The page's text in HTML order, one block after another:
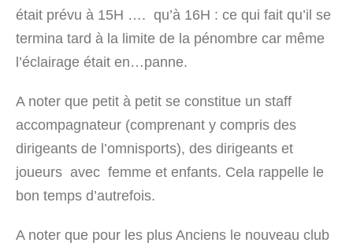
était prévu à 15H …. qu’à 16H : ce qui fait qu’il se
termina tard à la limite de la pénombre car même
l’éclairage était en…panne.
A noter que petit à petit se constitue un staff
accompagnateur (comprenant y compris des
dirigeants de l’omnisports), des dirigeants et
joueurs avec femme et enfants. Cela rappelle le
bon temps d’autrefois.
A noter que pour les plus Anciens le nouveau club